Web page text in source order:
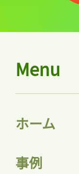
Menu
ホーム
事例